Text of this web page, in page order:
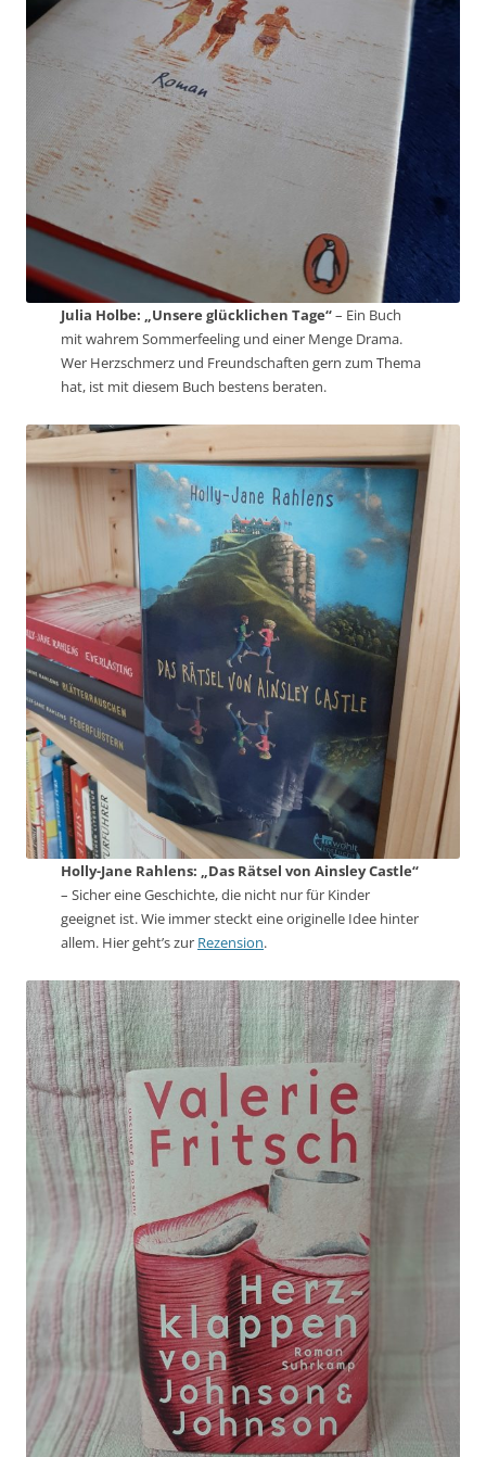
Julia Holbe: „Unsere glücklichen Tage“– Ein Buch
mit wahrem Sommerfeeling und einer Menge Drama.
Wer Herzschmerz und Freundschaften gern zum Thema
hat, ist mit diesem Buch bestens beraten.
Holly-Jane Rahlens: „Das Rätsel von Ainsley Castle“
– Sicher eine Geschichte, die nicht nur für Kinder
geeignet ist. Wie immer steckt eine originelle Idee hinter
allem. Hier geht’s zur Rezension.